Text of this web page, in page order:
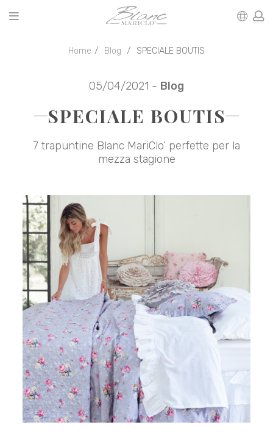
Home Blog SPECIALE BOUTIS
05/04/2021 - Blog
SPECIALE BOUTIS
7 trapuntine Blanc MariClo’ perfette per la
mezza stagione